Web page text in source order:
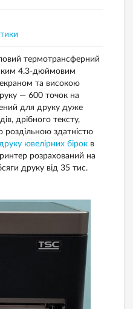
термотрансферний
4.3-дюймовим
та високою
— 600 точок на
для друку дуже
дрібного тексту,
здатністю
ювелірних бірок в
розрахований на
друку від 35 тис.